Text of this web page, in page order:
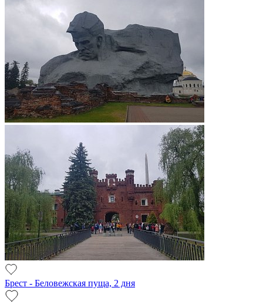
Брест - Беловежская пуща, 2 дня